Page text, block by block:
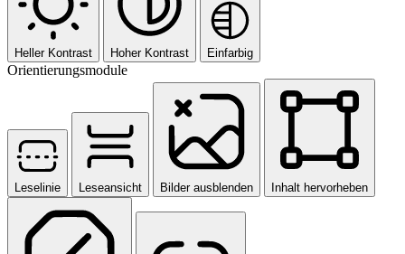
Heller Kontrast Hoher Kontrast Einfarbig
Orientierungsmodule
Leselinie Leseansicht Bilder ausblenden Inhalt hervorheben